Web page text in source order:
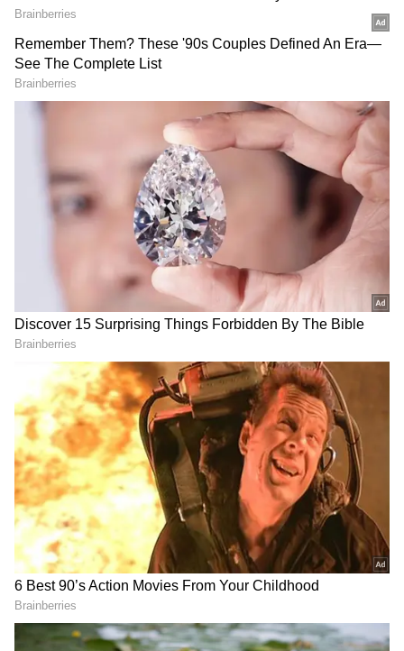
Image Credit : Our Own
జీఎస్టీ (GST), మేకింగ్ ఛార్జీలు అదనం
ఈరోజు మార్కెట్‌లో బంగారం ధరలు స్వల్పంగా పెరిగాయి.
24 క్యారెట్ల బంగారం 10 గ్రాములకు రూ.1,200
పెరిగి..రూ.1,43,950 గా ఉంది. 22 క్యారెట్ల బంగారం
రూ.1,100 పెరిగి..రూ.1,31,950 కి చేరింది. 18 క్యారెట్ల
బంగారం రూ.900 పెరిగి..రూ.1,07,960 వద్ద కొనసాగుతోంది.
వెండి ధర ప్రస్తుతం స్థిరంగా కొనసాగుతూ కిలో
రూ.2,45,000 వద్ద ఉంది. జ్యువెలరీ షాపుల్లో కొనుగోలు
చేసేటప్పుడు ఈ ధరలకు అదనంగా జీఎస్టీ (GST), మేకింగ్
ఛార్జీలు వర్తిస్తాయి.